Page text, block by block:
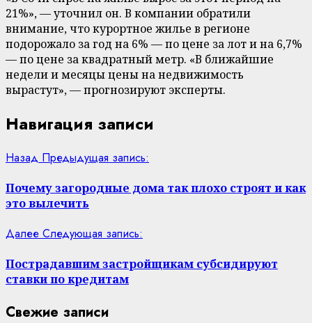
21%», — уточнил он. В компании обратили
внимание, что курортное жилье в регионе
подорожало за год на 6% — по цене за лот и на 6,7%
— по цене за квадратный метр. «В ближайшие
недели и месяцы цены на недвижимость
вырастут», — прогнозируют эксперты.
Навигация записи
Назад Предыдущая запись:
Почему загородные дома так плохо строят и как
это вылечить
Далее Следующая запись:
Пострадавшим застройщикам субсидируют
ставки по кредитам
Свежие записи